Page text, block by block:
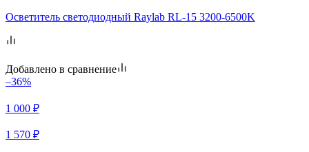
Осветитель светодиодный Raylab RL-15 3200-6500K
Добавлено в сравнение
–36%
1 000 ₽
1 570 ₽